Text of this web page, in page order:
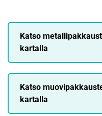
Katso
kartalla
Katso
kartalla